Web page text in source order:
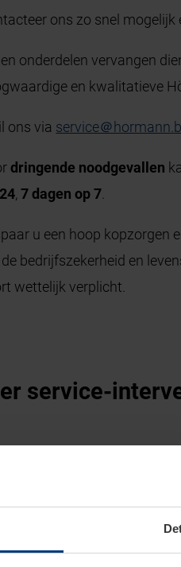
ons zo snel
onderdelen vervangen
en kwalitatieve
ons via service＠hormann.
dringende noodgevallen
,7 dagen op 7.
u een hoop kopzorgen
bedrijfszekerheid en
wettelijk verplicht.
service-